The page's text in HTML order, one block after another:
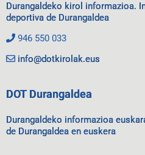
Durangaldeko kirol informazioa.
deportiva de Durangaldea
946 550 033
info@dotkirolak.eus
DOT Durangaldea
Durangaldeko informazioa
de Durangaldea en euskera